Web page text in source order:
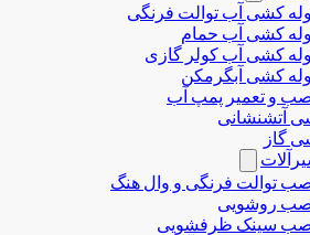
کشی آب توالت فرنگی
کشی آب حمام
کشی آب کولر گازی
کشی آبگرمکن
و تعمیر پمپ آب
آتشنشانی
گاز
توالت فرنگی و وال هنگ
روشویی
سینک ظرفشویی